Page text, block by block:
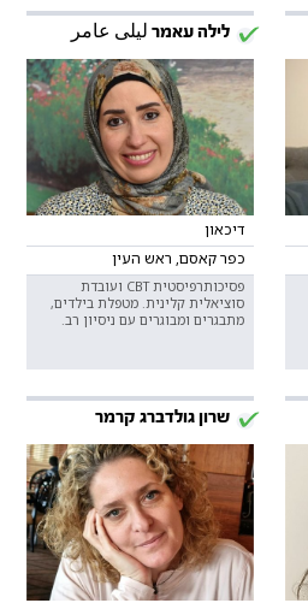
לילה עאמר ليلى عامر
דיכאון
כפר קאסם, ראש העין
פסיכותרפיסטית CBT ועובדת
סוציאלית קלינית. מטפלת בילדים,
מתבגרים ומבוגרים עם ניסיון רב.
שרון גולדברג קרמר